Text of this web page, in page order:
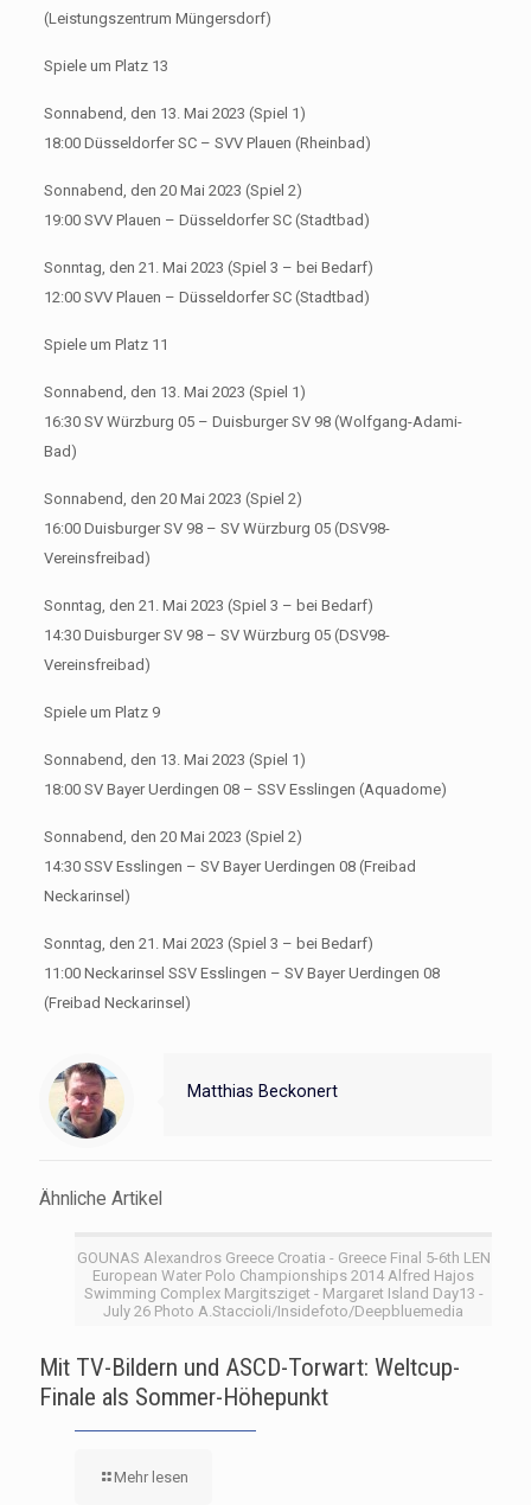
(Leistungszentrum Müngersdorf)
Spiele um Platz 13
Sonnabend, den 13. Mai 2023 (Spiel 1)
18:00 Düsseldorfer SC – SVV Plauen (Rheinbad)
Sonnabend, den 20 Mai 2023 (Spiel 2)
19:00 SVV Plauen – Düsseldorfer SC (Stadtbad)
Sonntag, den 21. Mai 2023 (Spiel 3 – bei Bedarf)
12:00 SVV Plauen – Düsseldorfer SC (Stadtbad)
Spiele um Platz 11
Sonnabend, den 13. Mai 2023 (Spiel 1)
16:30 SV Würzburg 05 – Duisburger SV 98 (Wolfgang-Adami-
Bad)
Sonnabend, den 20 Mai 2023 (Spiel 2)
16:00 Duisburger SV 98 – SV Würzburg 05 (DSV98-
Vereinsfreibad)
Sonntag, den 21. Mai 2023 (Spiel 3 – bei Bedarf)
14:30 Duisburger SV 98 – SV Würzburg 05 (DSV98-
Vereinsfreibad)
Spiele um Platz 9
Sonnabend, den 13. Mai 2023 (Spiel 1)
18:00 SV Bayer Uerdingen 08 – SSV Esslingen (Aquadome)
Sonnabend, den 20 Mai 2023 (Spiel 2)
14:30 SSV Esslingen – SV Bayer Uerdingen 08 (Freibad
Neckarinsel)
Sonntag, den 21. Mai 2023 (Spiel 3 – bei Bedarf)
11:00 Neckarinsel SSV Esslingen – SV Bayer Uerdingen 08
(Freibad Neckarinsel)
Matthias Beckonert
Ähnliche Artikel
GOUNAS Alexandros Greece Croatia - Greece Final 5-6th LEN
European Water Polo Championships 2014 Alfred Hajos
Swimming Complex Margitsziget - Margaret Island Day13 -
July 26 Photo A.Staccioli/Insidefoto/Deepbluemedia
Mit TV-Bildern und ASCD-Torwart: Weltcup-
Finale als Sommer-Höhepunkt
Mehr lesen